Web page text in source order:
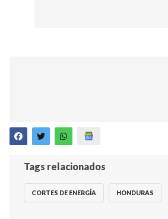
Tags relacionados
CORTES DE ENERGÍA HONDURAS